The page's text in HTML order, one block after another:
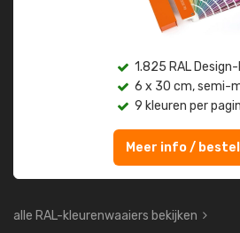
1.825 RAL
6 x 30 cm, semi-
9 kleuren per
Meer info /
alle RAL-kleurenwaaiers bekijken